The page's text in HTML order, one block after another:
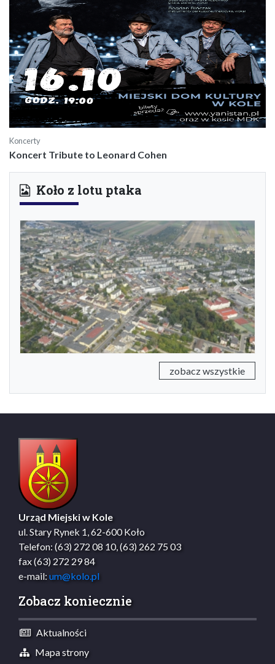
Koncerty
Koncert Tribute to Leonard Cohen
Koło z lotu ptaka
Previous Next
zobacz wszystkie
Urząd Miejski w Kole
ul. Stary Rynek 1, 62-600 Koło
Telefon: (63) 272 08 10, (63) 262 75 03
fax (63) 272 29 84
e-mail: um@kolo.pl
Zobacz koniecznie
Aktualności
Mapa strony